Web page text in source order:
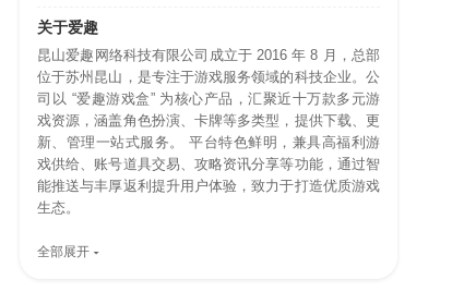
关于爱趣
昆山爱趣网络科技有限公司成立于 2016 年 8 月，总部
位于苏州昆山，是专注于游戏服务领域的科技企业。公
司以 “爱趣游戏盒” 为核心产品，汇聚近十万款多元游
戏资源，涵盖角色扮演、卡牌等多类型，提供下载、更
新、管理一站式服务。 平台特色鲜明，兼具高福利游
戏供给、账号道具交易、攻略资讯分享等功能，通过智
能推送与丰厚返利提升用户体验，致力于打造优质游戏
生态。
全部展开